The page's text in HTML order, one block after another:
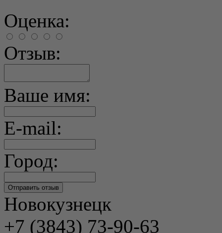
Оценка:
Отзыв:
Ваше имя:
E-mail:
Город:
Новокузнецк
+7 (3843) 73-90-63